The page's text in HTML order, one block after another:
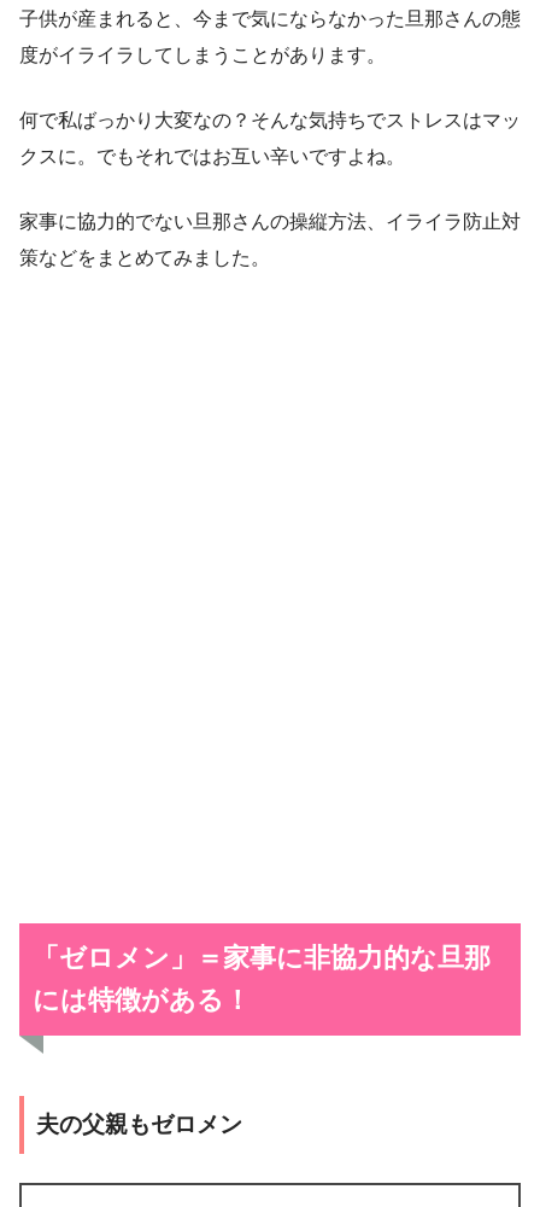
子供が産まれると、今まで気にならなかった旦那さんの態
度がイライラしてしまうことがあります。
何で私ばっかり大変なの？そんな気持ちでストレスはマッ
クスに。でもそれではお互い辛いですよね。
家事に協力的でない旦那さんの操縦方法、イライラ防止対
策などをまとめてみました。
「ゼロメン」＝家事に非協力的な旦那
には特徴がある！
夫の父親もゼロメン